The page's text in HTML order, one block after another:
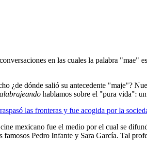
en las cuales la palabra
¿de dónde salió su antecedente "maje"?
hablamos sobre el "pura vida":
las fronteras y fue acogida por la
mexicano fue el medio por el cual se
Pedro Infante y Sara García. Tal